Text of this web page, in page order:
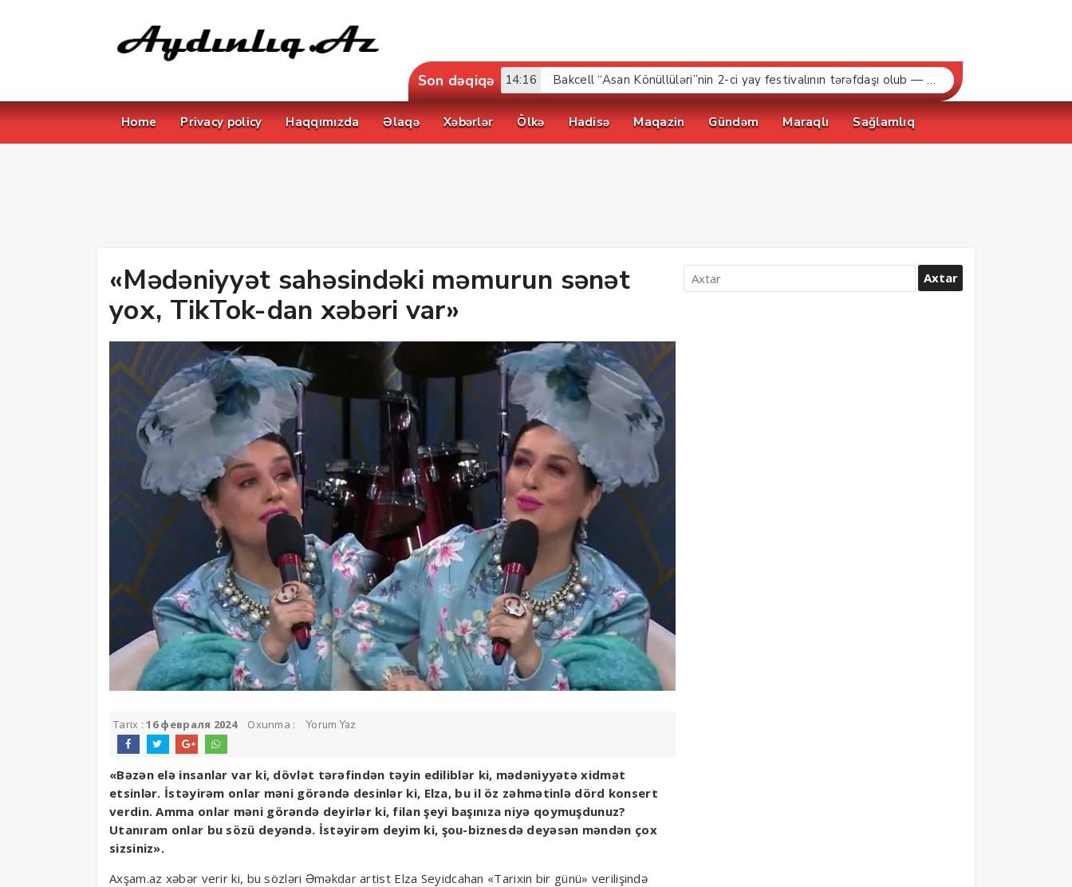
Son dəqiqə 17:52 “Bakcell» və Gənclər Fondu «İnnovasiya və Süni İntellekt» üzrə təqaüd proqramının qalibləri ilə görüş keçirib
Home Privacy policy Haqqımızda Əlaqə Xəbərlər Ölkə Hadisə Maqazin Gündəm Maraqlı Sağlamlıq
«Mədəniyyət sahəsindəki məmurun sənət
yox, TikTok-dan xəbəri var»
Tarix :16 февраля 2024 Oxunma : Yorum Yaz
«Bəzən elə insanlar var ki, dövlət tərəfindən təyin ediliblər ki, mədəniyyətə xidmət
etsinlər. İstəyirəm onlar məni görəndə desinlər ki, Elza, bu il öz zəhmətinlə dörd konsert
verdin. Amma onlar məni görəndə deyirlər ki, filan şeyi başınıza niyə qoymuşdunuz?
Utanıram onlar bu sözü deyəndə. İstəyirəm deyim ki, şou-biznesdə deyəsən məndən çox
sizsiniz».
Axşam.az xəbər verir ki, bu sözləri Əməkdar artist Elza Seyidcahan «Tarixin bir günü» verilişində